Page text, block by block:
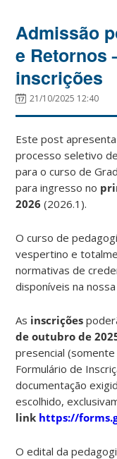
Admissão
e Retornos
inscrições
21/10/2025 12:40
Este post
processo seletivo
para o curso de
para ingresso no
2026 (2026.1).
O curso de
vespertino e
normativas de
disponíveis na nossa
As inscrições
de outubro de
presencial
Formulário de
documentação
escolhido,
link https://
O edital da